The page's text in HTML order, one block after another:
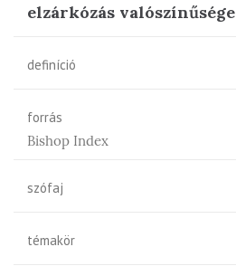
elzárkózás valószínűsége
definíció
forrás
Bishop Index
szófaj
témakör